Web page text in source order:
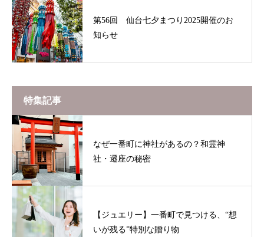
第56回 仙台七夕まつり2025開催のお
知らせ
特集記事
なぜ一番町に神社があるの？和霊神
社・遷座の秘密
【ジュエリー】一番町で見つける、“想
いが残る”特別な贈り物